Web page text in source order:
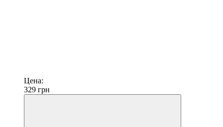
Цена:
329 грн